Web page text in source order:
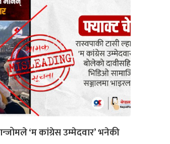
‘म कांग्रेस उम्मेदवार’ भनेकी